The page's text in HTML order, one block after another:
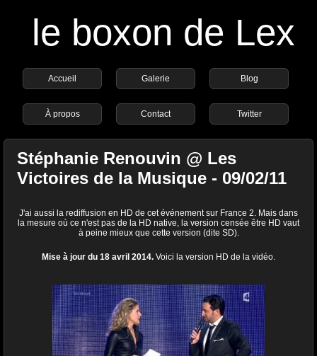
le boxon de Lex
Accueil Galerie Blog
À propos Contact Twitter
Stéphanie Renouvin @ Les
Victoires de la Musique - 09/02/11
J'ai aussi la rediffusion en HD de cet événement sur France 2. Mais dans
la mesure où ce n'est pas de la HD native, la version censée être HD vaut
à peine mieux que cette version (dite SD).
Mise à jour du 18 avril 2014. Voici la version HD de la vidéo.